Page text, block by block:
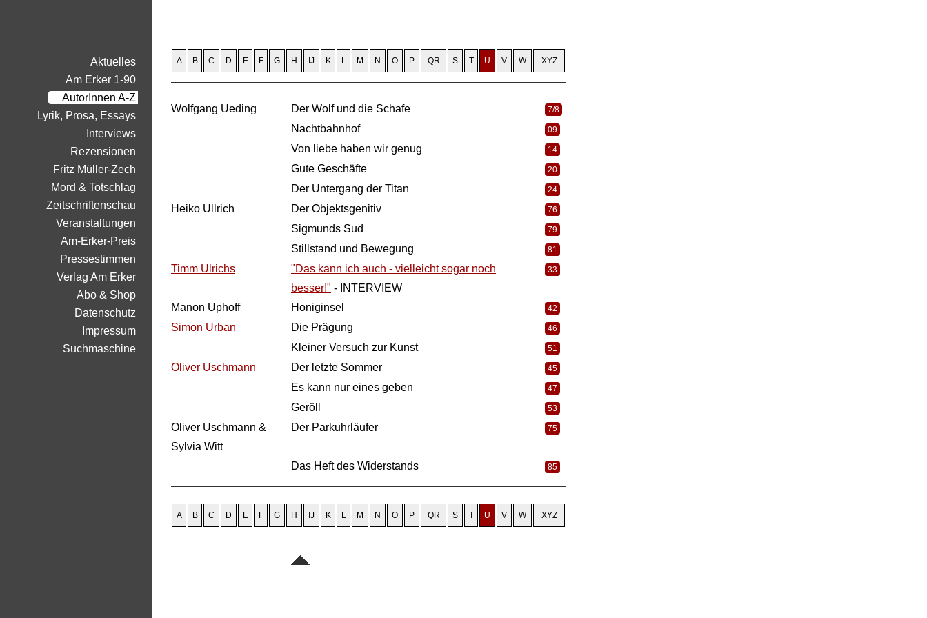
A B C D E F G H IJ K L M N O P QR S T U V W XYZ
Wolfgang Ueding Der Wolf und die Schafe 7/8
Nachtbahnhof 09
Von liebe haben wir genug 14
Gute Geschäfte 20
Der Untergang der Titan 24
Heiko Ullrich Der Objektsgenitiv 76
Sigmunds Sud 79
Stillstand und Bewegung 81
Timm Ulrichs
"Das kann ich auch - vielleicht sogar noch
besser!" - INTERVIEW
33
Manon Uphoff Honiginsel 42
Simon Urban Die Prägung 46
Kleiner Versuch zur Kunst 51
Oliver Uschmann Der letzte Sommer 45
Es kann nur eines geben 47
Geröll 53
Oliver Uschmann &
Sylvia Witt
Der Parkuhrläufer 75
Das Heft des Widerstands 85
A B C D E F G H IJ K L M N O P QR S T U V W XYZ
Aktuelles
Am Erker 1-90
AutorInnen A-Z
Lyrik, Prosa, Essays
Interviews
Rezensionen
Fritz Müller-Zech
Mord & Totschlag
Zeitschriftenschau
Veranstaltungen
Am-Erker-Preis
Pressestimmen
Verlag Am Erker
Abo & Shop
Datenschutz
Impressum
Suchmaschine